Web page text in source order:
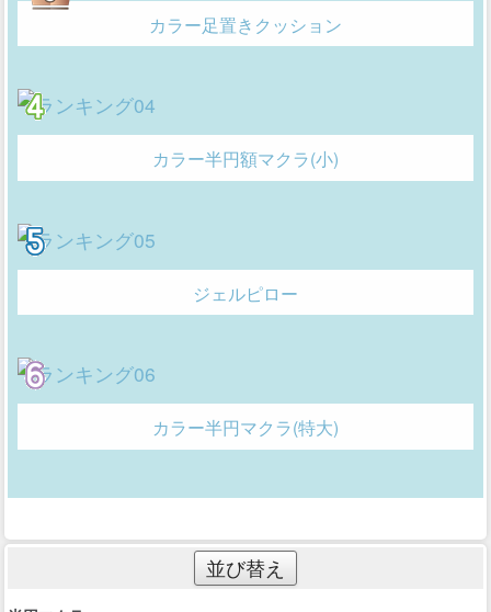
カラー足置きクッション
カラー半円額マクラ(小)
ジェルピロー
カラー半円マクラ(特大)
並び替え